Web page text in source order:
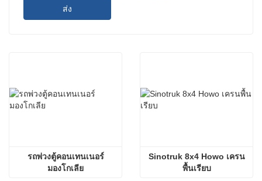
ส่ง
รถพ่วงตู้คอนเทนเนอร์
มองโกเลีย
Sinotruk 8x4 Howo เครน
พื้นเรียบ